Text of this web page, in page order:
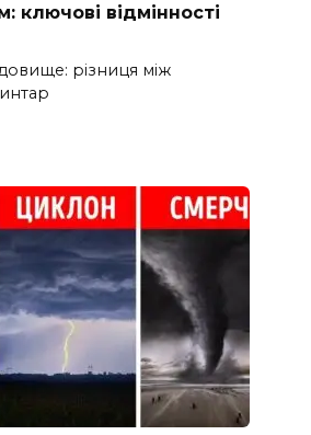
ключові відмінності
різниця між